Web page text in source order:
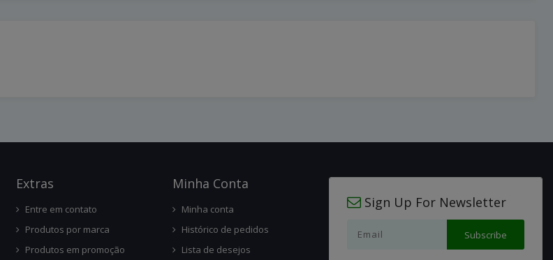
ExtRas
Entre em contato
Produtos por marca
Produtos em promoção
Minha Conta
Minha conta
Histórico de pedidos
Lista de desejos
Sign Up For Newsletter